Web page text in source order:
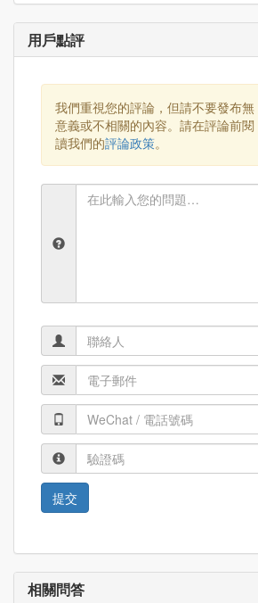
用戶點評
我們重視您的評論，但請不要發布無
意義或不相關的內容。請在評論前閱
讀我們的評論政策。
相關問答